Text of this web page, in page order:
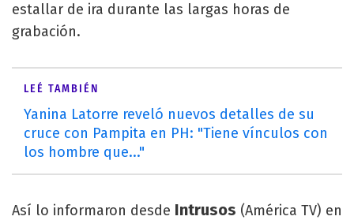
estallar de ira durante las largas horas de
grabación.
LEÉ TAMBIÉN
Yanina Latorre reveló nuevos detalles de su
cruce con Pampita en PH: "Tiene vínculos con
los hombre que..."
Así lo informaron desde Intrusos (América TV) en